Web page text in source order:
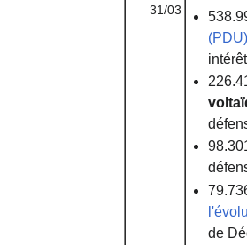
31/03
(PDU)
de